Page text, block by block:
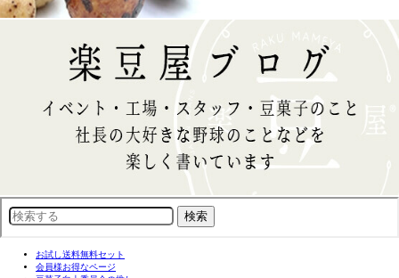
お試し送料無料セット
会員様お得なページ